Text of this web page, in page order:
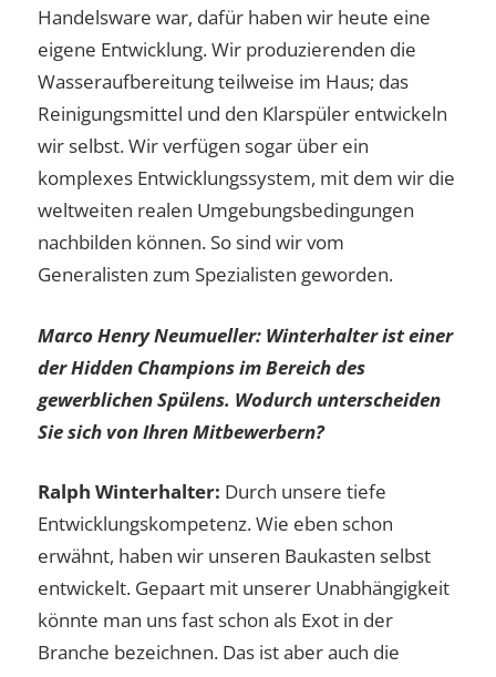
Handelsware war, dafür haben wir heute eine
eigene Entwicklung. Wir produzierenden die
Wasseraufbereitung teilweise im Haus; das
Reinigungsmittel und den Klarspüler entwickeln
wir selbst. Wir verfügen sogar über ein
komplexes Entwicklungssystem, mit dem wir die
weltweiten realen Umgebungsbedingungen
nachbilden können. So sind wir vom
Generalisten zum Spezialisten geworden.
Marco Henry Neumueller: Winterhalter ist einer
der Hidden Champions im Bereich des
gewerblichen Spülens. Wodurch unterscheiden
Sie sich von Ihren Mitbewerbern?
Ralph Winterhalter: Durch unsere tiefe
Entwicklungskompetenz. Wie eben schon
erwähnt, haben wir unseren Baukasten selbst
entwickelt. Gepaart mit unserer Unabhängigkeit
könnte man uns fast schon als Exot in der
Branche bezeichnen. Das ist aber auch die